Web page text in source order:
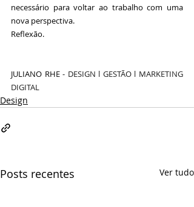
necessário para voltar ao trabalho com uma
nova perspectiva.
Reflexão.
JULIANO RHE - DESIGN l GESTÃO l MARKETING
DIGITAL
Design
Posts recentes Ver tudo